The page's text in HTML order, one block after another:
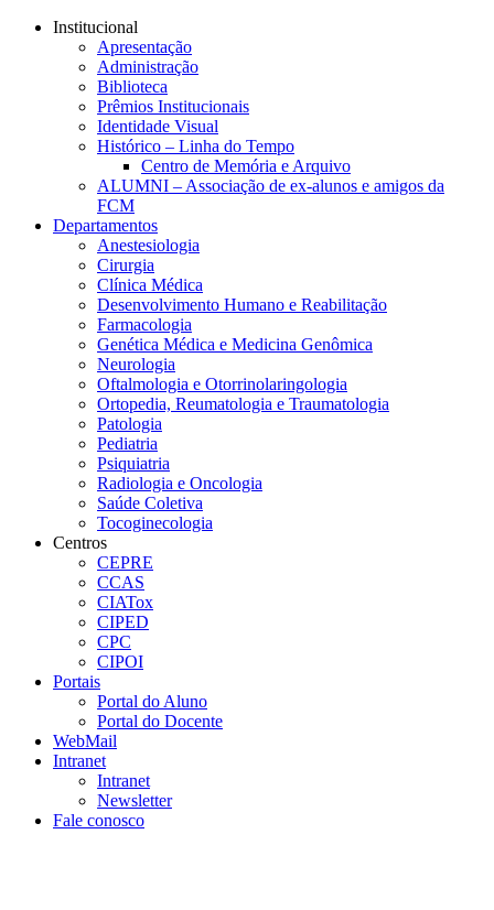
Conteúdo principal
Institucional
Apresentação
Administração
Biblioteca
Prêmios Institucionais
Identidade Visual
Histórico – Linha do Tempo
Centro de Memória e Arquivo
ALUMNI – Associação de ex-alunos e amigos da
FCM
Departamentos
Anestesiologia
Cirurgia
Clínica Médica
Desenvolvimento Humano e Reabilitação
Farmacologia
Genética Médica e Medicina Genômica
Neurologia
Oftalmologia e Otorrinolaringologia
Ortopedia, Reumatologia e Traumatologia
Patologia
Pediatria
Psiquiatria
Radiologia e Oncologia
Saúde Coletiva
Tocoginecologia
Centros
CEPRE
CCAS
CIATox
CIPED
CPC
CIPOI
Portais
Portal do Aluno
Portal do Docente
WebMail
Intranet
Intranet
Newsletter
Fale conosco